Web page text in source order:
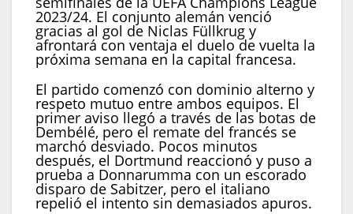
2023/24. El conjunto alemán venció
gracias al gol de Niclas Füllkrug y
afrontará con ventaja el duelo de vuelta la
próxima semana en la capital francesa.
El partido comenzó con dominio alterno y
respeto mutuo entre ambos equipos. El
primer aviso llegó a través de las botas de
Dembélé, pero el remate del francés se
marchó desviado. Pocos minutos
después, el Dortmund reaccionó y puso a
prueba a Donnarumma con un escorado
disparo de Sabitzer, pero el italiano
repelió el intento sin demasiados apuros.